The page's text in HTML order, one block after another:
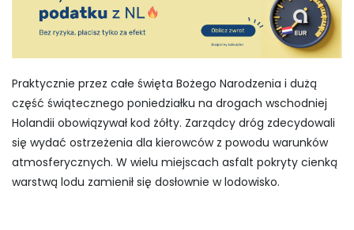
Praktycznie przez całe święta Bożego Narodzenia i dużą
część świątecznego poniedziałku na drogach wschodniej
Holandii obowiązywał kod żółty. Zarządcy dróg zdecydowali
się wydać ostrzeżenia dla kierowców z powodu warunków
atmosferycznych. W wielu miejscach asfalt pokryty cienką
warstwą lodu zamienił się dosłownie w lodowisko.